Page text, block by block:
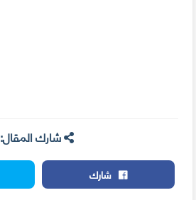
شارك المقال:
شارك